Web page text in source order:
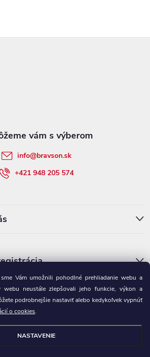
Vám umožnili pohodlné prehliadanie webu a
webu neustále zlepšovali jeho funkcie, výkon a
podrobnejšie nastaviť alebo kedykoľvek vypnúť
o cookies.
NASTAVENIE
info@bravson.sk
+421 948 205 574
. Všetky práva vyhradené.